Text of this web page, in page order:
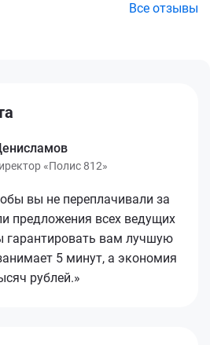
Все отзывы
«Полис 812»
вы не переплачивали за
предложения всех ведущих
гарантировать вам лучшую
5 минут, а экономия
рублей.»